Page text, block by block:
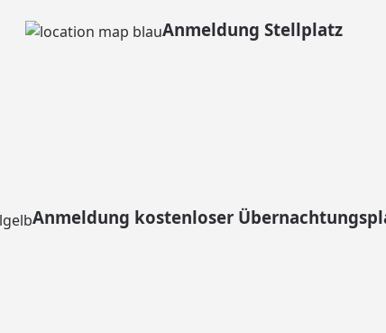
Anmeldung Stellplatz
Anmeldung kostenloser